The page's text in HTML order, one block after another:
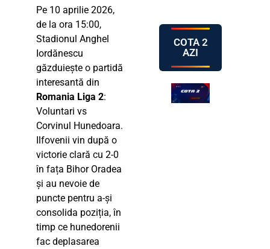
Pe 10 aprilie 2026,
de la ora 15:00,
Stadionul Anghel
Iordănescu
găzduiește o partidă
interesantă din
Romania Liga 2:
Voluntari vs
Corvinul Hunedoara.
Ilfovenii vin după o
victorie clară cu 2-0
în fața Bihor Oradea
și au nevoie de
puncte pentru a-și
consolida poziția, în
timp ce hunedorenii
fac deplasarea
COTA 2
AZI